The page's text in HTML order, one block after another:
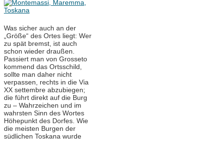
Was sicher auch an der
„Größe“ des Ortes liegt: Wer
zu spät bremst, ist auch
schon wieder draußen.
Passiert man von Grosseto
kommend das Ortsschild,
sollte man daher nicht
verpassen, rechts in die Via
XX settembre abzubiegen;
die führt direkt auf die Burg
zu – Wahrzeichen und im
wahrsten Sinn des Wortes
Höhepunkt des Dorfes. Wie
die meisten Burgen der
südlichen Toskana wurde